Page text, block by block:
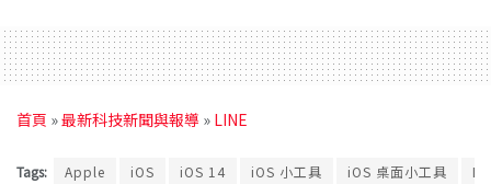
首頁 »最新科技新聞與報導 » LINE
Tags: Apple iOS iOS 14 iOS 小工具 iOS 桌面小工具